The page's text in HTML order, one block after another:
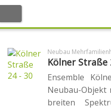
Büro
Stephan Mahlke
Neubau
Kölner Straße
Ensemble
Neubau-Objekt
breiten